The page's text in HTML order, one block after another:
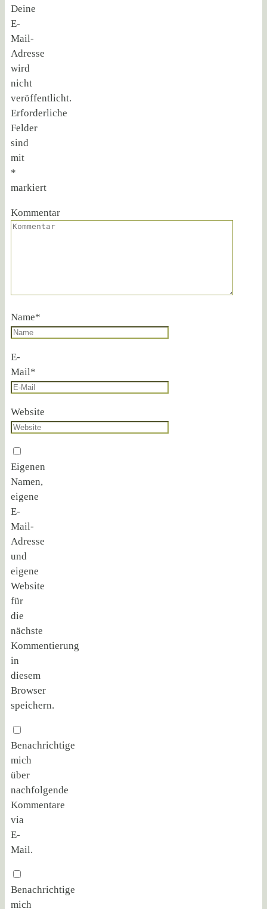
Deine
E-
Mail-
Adresse
wird
nicht
veröffentlicht.
Erforderliche
Felder
sind
mit
*
markiert
Kommentar
Name*
E-
Mail*
Website
Eigenen
Namen,
eigene
E-
Mail-
Adresse
und
eigene
Website
für
die
nächste
Kommentierung
in
diesem
Browser
speichern.
Benachrichtige
mich
über
nachfolgende
Kommentare
via
E-
Mail.
Benachrichtige
mich